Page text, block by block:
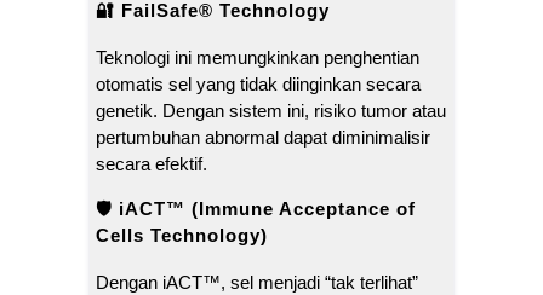
🔐 FailSafe® Technology
Teknologi ini memungkinkan penghentian
otomatis sel yang tidak diinginkan secara
genetik. Dengan sistem ini, risiko tumor atau
pertumbuhan abnormal dapat diminimalisir
secara efektif.
🛡 iACT™ (Immune Acceptance of
Cells Technology)
Dengan iACT™, sel menjadi “tak terlihat”